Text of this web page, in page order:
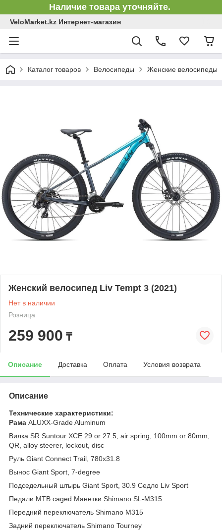
Наличие товара уточняйте.
VeloMarket.kz Интернет-магазин
Каталог товаров Велосипеды Женские велосипеды
Женский велосипед Liv Tempt 3 (2021)
Нет в наличии
Розница
259 900 ₸
Описание Доставка Оплата Условия возврата
Описание
Технические характеристики:
Рама ALUXX-Grade Aluminum
Вилка SR Suntour XCE 29 or 27.5, air spring, 100mm or 80mm,
QR, alloy steerer, lockout, disc
Руль Giant Connect Trail, 780x31.8
Вынос Giant Sport, 7-degree
Подседельный штырь Giant Sport, 30.9 Седло Liv Sport
Педали MTB caged Манетки Shimano SL-M315
Передний переключатель Shimano M315
Задний переключатель Shimano Tourney